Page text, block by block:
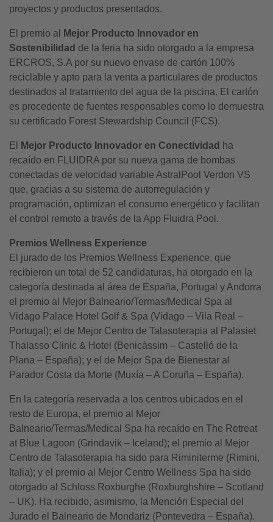
proyectos y productos presentados.
El premio al
Mejor Producto Innovador en
Sostenibilidad de la feria ha sido otorgado a la empresa
ERCROS, S.A por su nuevo envase de cartón 100%
reciclable y apto para la venta a particulares de productos
destinados al tratamiento del agua de la piscina. El cartón
es procedente de fuentes responsables como lo demuestra
su certificado Forest Stewardship Council (FCS).
El Mejor Producto Innovador en Conectividad ha
recaído en FLUIDRA por su nueva gama de bombas
conectadas de velocidad variable AstralPool Verdon VS
que, gracias a su sistema de autorregulación y
programación, optimizan el consumo energético y facilitan
el control remoto a través de la App Fluidra Pool.
Premios Wellness Experience
El jurado de los Premios Wellness Experience, que
recibieron un total de 52 candidaturas, ha otorgado en la
categoría destinada al área de España, Portugal y Andorra
el premio al Mejor Balneario/Termas/Medical Spa al
Vidago Palace Hotel Golf & Spa (Vidago – Vila Real –
Portugal); el de Mejor Centro de Talasoterapia al Palasiet
Thalasso Clinic & Hotel (Benicàssim – Castelló de la
Plana – España); y el de Mejor Spa de Bienestar al
Parador Costa da Morte (Muxía – A Coruña – España).
En la categoría reservada a los centros ubicados en el
resto de Europa, el premio al Mejor
Balneario/Termas/Medical Spa ha recaído en The Retreat
at Blue Lagoon (Grindavik – Iceland); el premio al Mejor
Centro de Talasoterapia ha sido para Riminiterme (Rimini,
Italia); y el premio al Mejor Centro Wellness Spa ha sido
otorgado al Schloss Roxburghe (Roxburghshire – Scotland
– UK). Ha recibido, asimismo, la Mención Especial del
Jurado el Balneario de Mondariz (Pontevedra – España).